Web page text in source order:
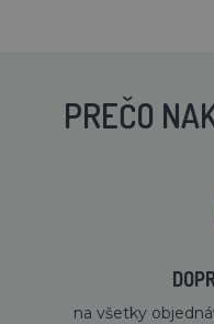
PREČO
na všetky